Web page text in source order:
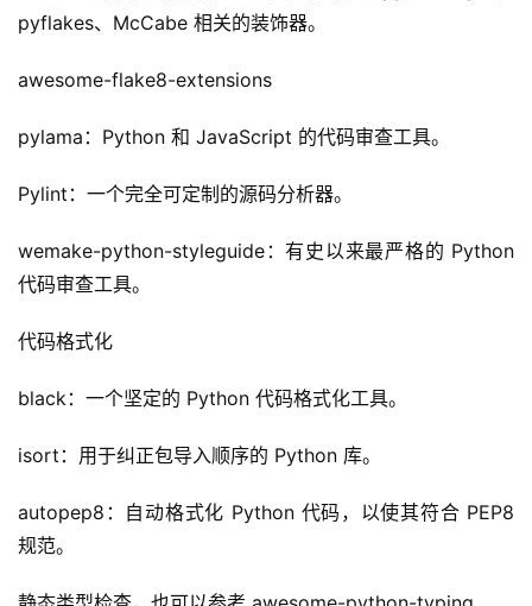
I
干
运
记
录
经
教
件
应
pyflakes、McCabe 相关的装饰器。
awesome-flake8-extensions
pylama：Python 和 JavaScript 的代码审查工具。
Pylint：一个完全可定制的源码分析器。
wemake-python-styleguide：有史以来最严格的 Python
代码审查工具。
代码格式化
black：一个坚定的 Python 代码格式化工具。
isort：用于纠正包导入顺序的 Python 库。
autopep8：自动格式化 Python 代码，以使其符合 PEP8
规范。